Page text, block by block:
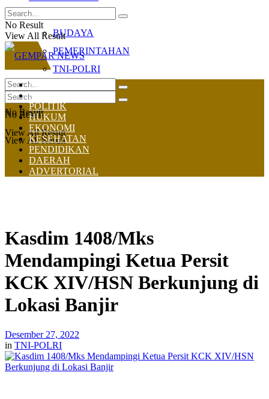
BUDAYA
PEMERINTAHAN
TNI-POLRI
No Result
View All Result
No Result
View All Result
No Result
View All Result
HOME
NASIONAL
POLITIK
HUKUM
EKONOMI
KESEHATAN
PENDIDIKAN
DAERAH
ADVERTORIAL
Kasdim 1408/Mks
Mendampingi Ketua Persit
KCK XIV/HSN Berkunjung di
Lokasi Banjir
Desember 27, 2022
in TNI-POLRI